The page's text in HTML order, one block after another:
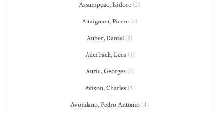
Assumpção, Isidoro (2)
Attaignant, Pierre (4)
Auber, Daniel (2)
Auerbach, Lera(3)
Auric, Georges(3)
Avison, Charles(2)
Avondano, Pedro Antonio (4)